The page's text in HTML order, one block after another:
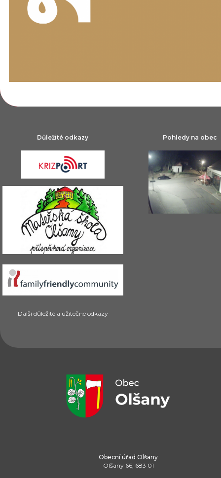
Důležité odkazy
Další důležité a užitečné odkazy
Pohledy na obec
Obecní úřad Olšany
Olšany 66, 683 01